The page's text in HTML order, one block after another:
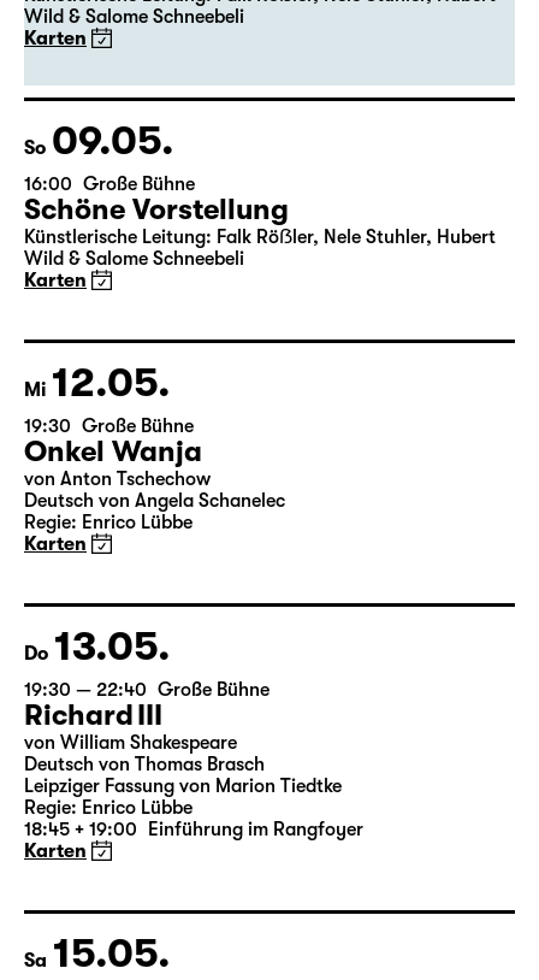
19:30
Große Bühne
Premiere
Schöne Vorstellung
Künstlerische Leitung: Falk Röẞler, Nele Stuhler, Hubert
Wild & Salome Schneebeli
Karten
So 09.05.
16:00 Große Bühne
Schöne Vorstellung
Wild & Salome Schneebeli
Karten
Mi 12.05.
19:30 Große Bühne
Onkel Wanja
Regie: Enrico Lübbe
Karten
Do 13.05.
19:30 — 22:40 Große Bühne
Richard III
von William Shakespeare
Deutsch von Thomas Brasch
18:45 + 19:00 Einführung im Rangfoyer
Karten